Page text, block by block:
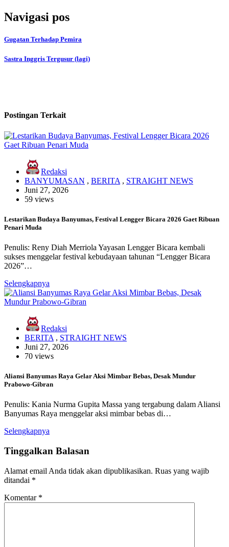
Navigasi pos
Gugatan Terhadap Pemira
Sastra Inggris Tergusur (lagi)
Postingan Terkait
Redaksi
BANYUMASAN , BERITA , STRAIGHT NEWS
Juni 27, 2026
59 views
Lestarikan Budaya Banyumas, Festival Lengger Bicara 2026 Gaet Ribuan
Penari Muda
Penulis: Reny Diah Merriola Yayasan Lengger Bicara kembali
sukses menggelar festival kebudayaan tahunan “Lengger Bicara
2026”…
Selengkapnya
Redaksi
BERITA , STRAIGHT NEWS
Juni 27, 2026
70 views
Aliansi Banyumas Raya Gelar Aksi Mimbar Bebas, Desak Mundur
Prabowo-Gibran
Penulis: Kania Nurma Gupita Massa yang tergabung dalam Aliansi
Banyumas Raya menggelar aksi mimbar bebas di…
Selengkapnya
Tinggalkan Balasan
Alamat email Anda tidak akan dipublikasikan. Ruas yang wajib
ditandai *
Komentar *